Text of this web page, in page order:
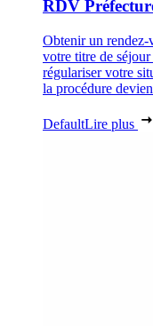
RDV
Obtenir un rendez-
votre titre de
régulariser votre
la procédure
DefaultLire plus